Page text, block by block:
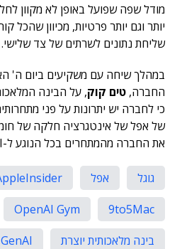
מודל שפה שפועל באופן לא מקוון
יותר וגם יותר פרטיות, מכיוון שהכל
שליחת נתונים לשרתים של צד שלישי.
במהלך שיחה עם משקיעים ביום ה'
החברה, טים קוק, על הבינה
כי לחברה יש יתרונות על פני
של אפל של אינטגרציה חלקה של
את החברה מהמתחרים בכל הנוגע ל-AI.
גוגל אפל
9to5Mac
OpenAI Gym
בינה מלאכותית יוצרת
GenAI